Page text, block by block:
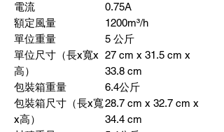
電流
0.75A
額定風量
1200m³/h
單位重量
5 公斤
單位尺寸（長x寬x
高）
27 cm x 31.5 cm x
33.8 cm
包裝箱重量
6.4公斤
包裝箱尺寸（長x寬
x高）
28.7 cm x 32.7 cm x
34.4 cm